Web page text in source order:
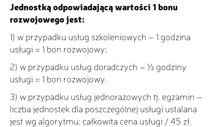
Jednostką odpowiadającą wartości 1 bonu
rozwojowego jest:
1) w przypadku usług szkoleniowych – 1 godzina
usługi = 1 bon rozwojowy;
2) w przypadku usług doradczych – ½ godziny
usługi = 1 bon rozwojowy.
3) w przypadku usług jednorazowych tj. egzamin –
liczba jednostek dla poszczególnej usługi ustalana
jest wg algorytmu: całkowita cena usługi / 45 zł.